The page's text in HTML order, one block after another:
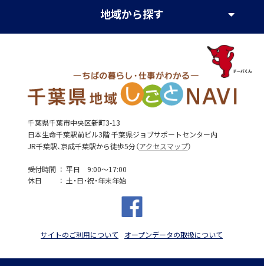
地域から探す
千葉県千葉市中央区新町3-13
日本生命千葉駅前ビル3階 千葉県ジョブサポートセンター内
JR千葉駅、京成千葉駅から徒歩5分（アクセスマップ）
受付時間
平日 9:00～17:00
休日
土・日・祝・年末年始
サイトのご利用について オープンデータの取扱について